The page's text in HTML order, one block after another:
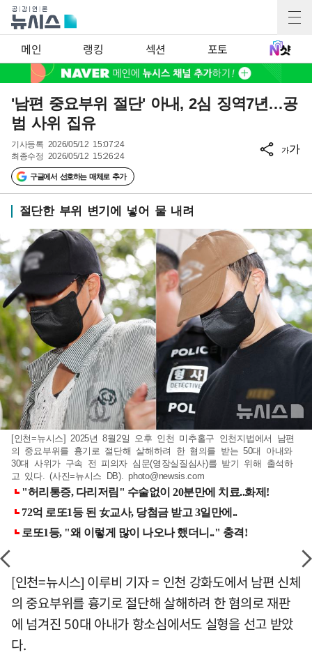
메인 랭킹 섹션 포토
'남편 중요부위 절단' 아내, 2심 징역7년…공
범 사위 집유
기사등록 2026/05/12 15:07:24
최종수정 2026/05/12 15:26:24
구글에서 선호하는 매체로 추가
가가
절단한 부위 변기에 넣어 물 내려
[인천=뉴시스] 2025년 8월2일 오후 인천 미추홀구 인천지법에서 남편
의 중요부위를 흉기로 절단해 살해하려 한 혐의를 받는 50대 아내와
30대 사위가 구속 전 피의자 심문(영장실질심사)를 받기 위해 출석하
고 있다. (사진=뉴시스 DB).photo@newsis.com
[인천=뉴시스] 이루비 기자 = 인천 강화도에서 남편 신체
의 중요부위를 흉기로 절단해 살해하려 한 혐의로 재판
에 넘겨진 50대 아내가 항소심에서도 실형을 선고 받았
다.